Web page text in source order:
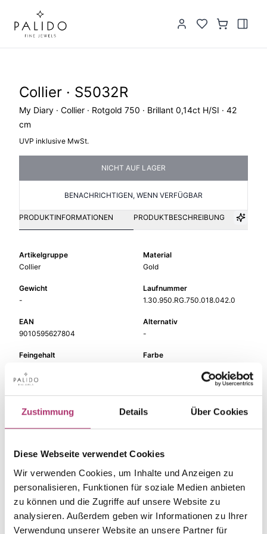
Zustimmung Details Über Cookies
Diese Webseite verwendet Cookies
Wir verwenden Cookies, um Inhalte und Anzeigen zu
personalisieren, Funktionen für soziale Medien anbieten
zu können und die Zugriffe auf unsere Website zu
analysieren. Außerdem geben wir Informationen zu Ihrer
Verwendung unserer Website an unsere Partner für
Collier · S5032R
My Diary · Collier · Rotgold 750 · Brillant 0,14ct H/SI · 42
cm
UVP inklusive MwSt.
NICHT AUF LAGER
BENACHRICHTIGEN, WENN VERFÜGBAR
PRODUKTINFORMATIONEN PRODUKTBESCHREIBUNG
Artikelgruppe
Collier
Material
Gold
Gewicht
-
Laufnummer
1.30.950.RG.750.018.042.0
EAN
9010595627804
Alternativ
-
Feingehalt
Farbe
Länge
Breite